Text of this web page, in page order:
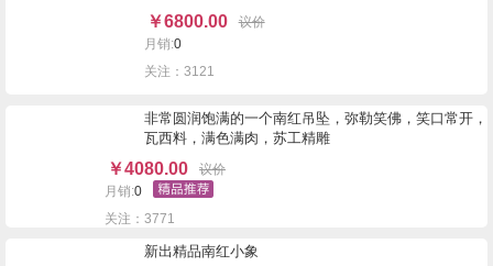
￥6800.00
议价
月销:0
关注：3121
非常圆润饱满的一个南红吊坠，弥勒笑佛，笑口常开，
瓦西料，满色满肉，苏工精雕
￥4080.00
议价
月销:0
关注：3771
新出精品南红小象